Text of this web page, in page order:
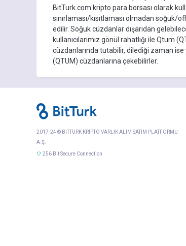
BitTurk.com kripto para borsası olarak
sınırlaması/kısıtlaması olmadan
edilir. Soğuk cüzdanlar dışarıdan
kullanıcılarımız gönül rahatlığı ile Qtum
cüzdanlarında tutabilir, dilediği zaman
(QTUM) cüzdanlarına çekebilirler.
2017-24 © BITTURK KRİPTO VARLIK ALIM SATIM PLATFORMU
A.Ş.
256 Bit Secure Connection